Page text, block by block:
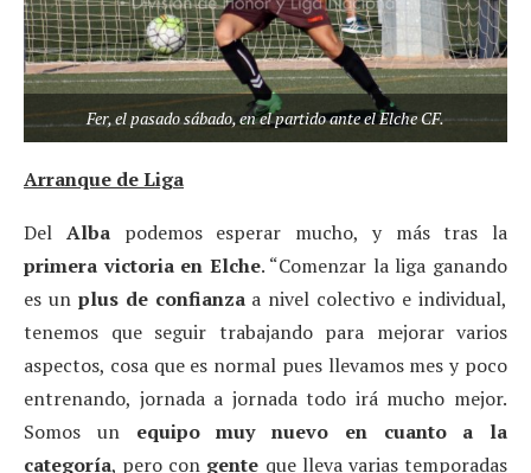
Fer, el pasado sábado, en el partido ante el Elche CF.
Arranque de Liga
Del Albapodemos esperar mucho, y más tras la
primera victoria en Elche. “Comenzar la liga ganando
es un plus de confianzaa nivel colectivo e individual,
tenemos que seguir trabajando para mejorar varios
aspectos, cosa que es normal pues llevamos mes y poco
entrenando, jornada a jornada todo irá mucho mejor.
Somos un equipo muy nuevo en cuanto a la
categoría, pero con gente que lleva varias temporadas